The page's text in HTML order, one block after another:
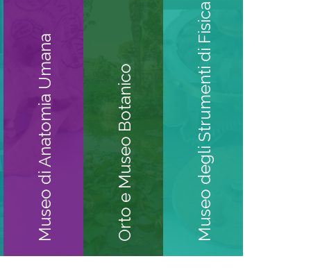
Museo di Anatomia Umana Orto e Museo Botanico Museo degli Strumenti di Fisica